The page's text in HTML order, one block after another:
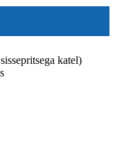
katel)